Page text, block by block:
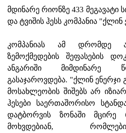
მდინარე რიონზე 433 მეგავატი
და ტვიშის ჰესს კომპანია "ქლინ
კომპანიას ამ დრომდე
ზემოქმედების შეფასების
ანგარიში მიმდინარე
გასაჯაროვდება. "ქლინ ენერჯი
მოსახლეობის შიშებს არ
ჰესები საერთაშორისო
დატბორვის ზონაში მცირე
მოხვდებიან,